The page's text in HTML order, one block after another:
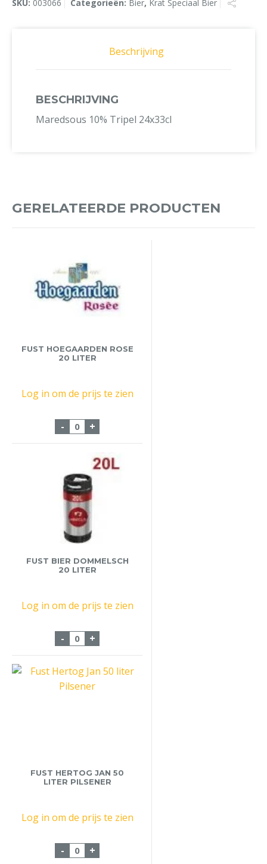
SKU: 003066 Categorieën: Bier, Krat Speciaal Bier
Beschrijving
BESCHRIJVING
Maredsous 10% Tripel 24x33cl
GERELATEERDE PRODUCTEN
FUST HOEGAARDEN ROSE
20 LITER
Log in om de prijs te zien
- Fust Hoegaarden Rose 20 liter aantal
+
FUST BIER DOMMELSCH
20 LITER
Log in om de prijs te zien
- Fust Bier Dommelsch 20 liter aantal
+
FUST HERTOG JAN 50
LITER PILSENER
Log in om de prijs te zien
- Fust Hertog Jan 50 liter Pilsener aantal
+